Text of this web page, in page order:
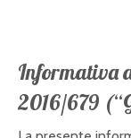
Informativa
2016/679